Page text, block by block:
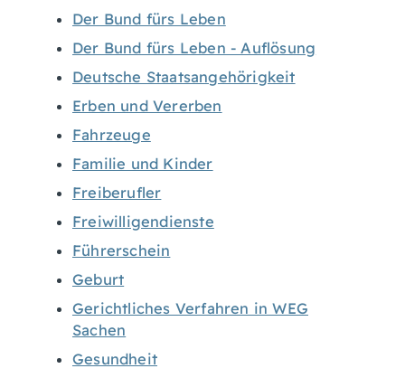
Der Bund fürs Leben
Der Bund fürs Leben - Auflösung
Deutsche Staatsangehörigkeit
Erben und Vererben
Fahrzeuge
Familie und Kinder
Freiberufler
Freiwilligendienste
Führerschein
Geburt
Gerichtliches Verfahren in WEG
Sachen
Gesundheit